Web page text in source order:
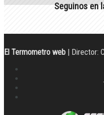
Seguinos en
El Termometro web | Director: